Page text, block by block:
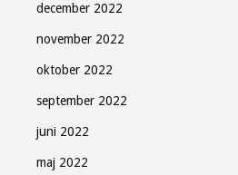
december 2022
november 2022
oktober 2022
september 2022
juni 2022
maj 2022